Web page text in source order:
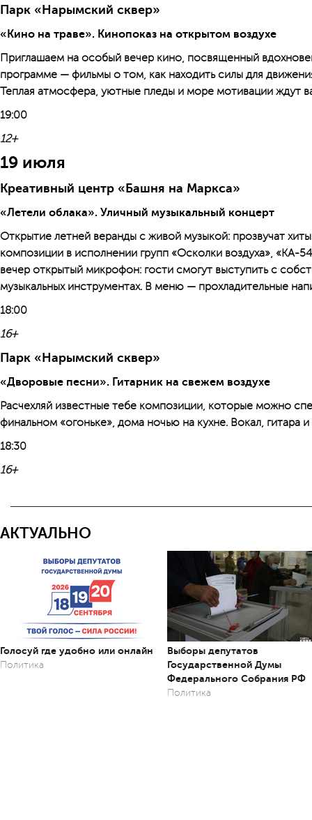
Парк «Нарымский сквер»
«Кино на траве». Кинопоказ на открытом воздухе
Приглашаем на особый вечер кино, посвященный
программе — фильмы о том, как находить силы для
Теплая атмосфера, уютные пледы и море мотивации ждут
19:00
12+
19 июля
Креативный центр «Башня на Маркса»
«Летели облака». Уличный музыкальный концерт
Открытие летней веранды с живой музыкой: прозвучат
композиции в исполнении групп «Осколки воздуха», ­«К­А-
вечер открытый микрофон: гости смогут выступить с
музыкальных инструментах. В меню — прохладительные
18:00
16+
Парк «Нарымский сквер»
«Дворовые песни». Гитарник на свежем воздухе
Расчехляй известные тебе композиции, которые можно
финальном «огоньке», дома ночью на кухне. Вокал, гитара
18:30
16+
АКТУАЛЬНО
Голосуй где удобно или онлайн
Политика
Выборы депутатов
Государственной Думы
Федерального Собрания РФ
Политика